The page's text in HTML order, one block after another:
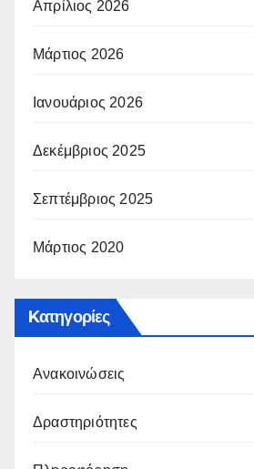
Απρίλιος 2026
Μάρτιος 2026
Ιανουάριος 2026
Δεκέμβριος 2025
Σεπτέμβριος 2025
Μάρτιος 2020
Kατηγορίες
Ανακοινώσεις
Δραστηριότητες